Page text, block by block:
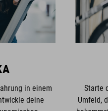
in einem
deine
Starte
Umfeld,